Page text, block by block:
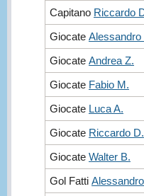
Capitano Riccardo
Giocate Alessandro
Giocate Andrea Z.
Giocate Fabio M.
Giocate Luca A.
Giocate Riccardo D.
Giocate Walter B.
Gol Fatti